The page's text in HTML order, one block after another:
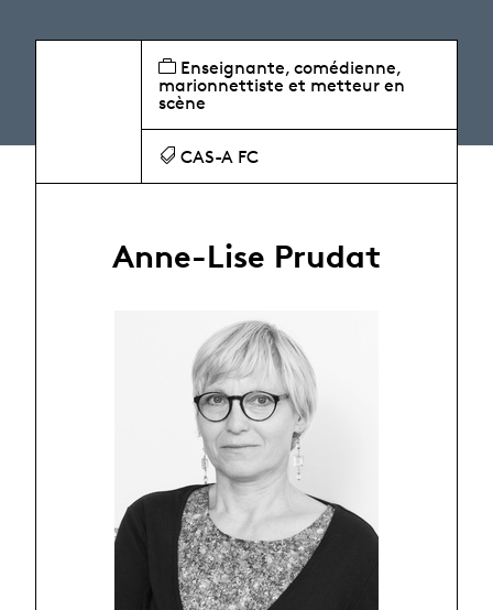
Enseignante, comédienne,
marionnettiste et metteur en
scène
CAS-A FC
Anne-Lise Prudat